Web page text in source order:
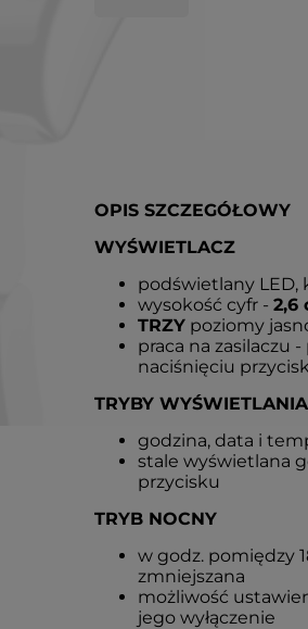
OPIS SZCZEGÓŁOWY
WYŚWIETLACZ
podświetlany LED,
wysokość cyfr - 2,6
TRZY poziomy
praca na zasilaczu
naciśnięciu
TRYBY WYŚWIETLANIA
godzina, data i
stale wyświetlana
przycisku
TRYB NOCNY
w godz. pomiędzy
zmniejszana
możliwość
jego wyłączenie